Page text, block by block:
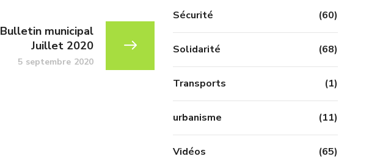
Bulletin municipal
Juillet 2020
5 septembre 2020
Sécurité (60)
Solidarité (68)
Transports (1)
urbanisme (11)
Vidéos (65)